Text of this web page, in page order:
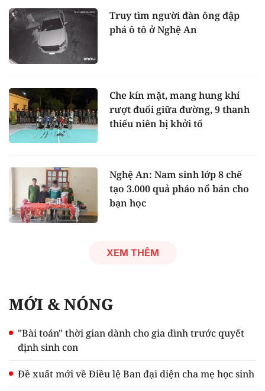
Truy tìm người đàn ông đập
phá ô tô ở Nghệ An
Che kín mặt, mang hung khí
rượt đuổi giữa đường, 9 thanh
thiếu niên bị khởi tố
Nghệ An: Nam sinh lớp 8 chế
tạo 3.000 quả pháo nổ bán cho
bạn học
XEM THÊM
MỚI & NÓNG
"Bài toán" thời gian dành cho gia đình trước quyết
định sinh con
Đề xuất mới về Điều lệ Ban đại diện cha mẹ học sinh